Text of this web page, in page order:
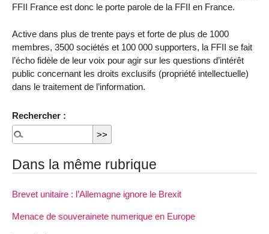
FFII France est donc le porte parole de la FFII en France.
Active dans plus de trente pays et forte de plus de 1000
membres, 3500 sociétés et 100 000 supporters, la FFII se fait
l’écho fidèle de leur voix pour agir sur les questions d’intérêt
public concernant les droits exclusifs (propriété intellectuelle)
dans le traitement de l’information.
Rechercher :
Dans la même rubrique
Brevet unitaire : l’Allemagne ignore le Brexit
Menace de souverainete numerique en Europe